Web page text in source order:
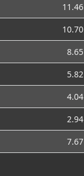
11.46
10.70
8.65
5.82
4.04
2.94
7.67